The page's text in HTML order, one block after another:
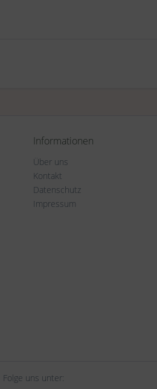
Informationen
Über uns
Kontakt
Datenschutz
Impressum
Folge uns unter: